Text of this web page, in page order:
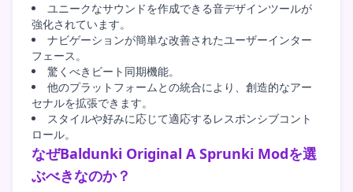
ユニークなサウンドを作成できる音デザインツールが
強化されています。
ナビゲーションが簡単な改善されたユーザーインター
フェース。
驚くべきビート同期機能。
他のプラットフォームとの統合により、創造的なアー
セナルを拡張できます。
スタイルや好みに応じて適応するレスポンシブコント
ロール。
なぜBaldunki Original A Sprunki Modを選
ぶべきなのか？